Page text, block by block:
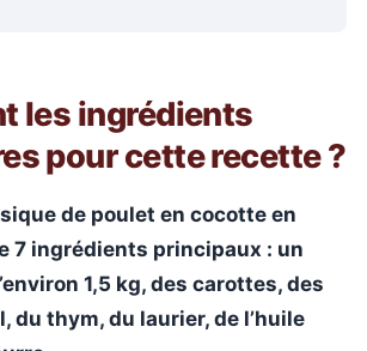
les ingrédients
pour cette recette ?
de poulet en cocotte en
7 ingrédients principaux : un
1,5 kg, des carottes, des
du thym, du laurier, de l’huile